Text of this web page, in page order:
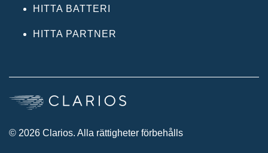
HITTA BATTERI
HITTA PARTNER
© 2026 Clarios. Alla rättigheter förbehålls